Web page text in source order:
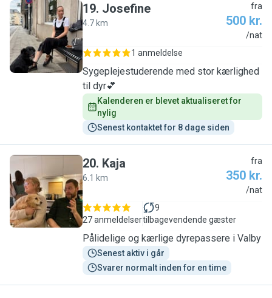
J
19. Josefine
4.7 km
fra
500 kr.
/nat
1 anmeldelse
Sygeplejestuderende med stor kærlighed
til dyr💕
Kalenderen er blevet aktualiseret for
nylig
Senest kontaktet for 8 dage siden
K
20. Kaja
6.1 km
fra
350 kr.
/nat
27 anmeldelser
9
tilbagevendende gæster
Pålidelige og kærlige dyrepassere i Valby
Senest aktiv i går
Svarer normalt inden for en time